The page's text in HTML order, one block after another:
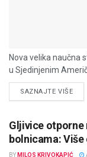
Nova velika naučna
u Sjedinjenim
SAZNAJTE VIŠE
Gljivice otporne
bolnicama:
BY MILOS KRIVOKAPIĆ